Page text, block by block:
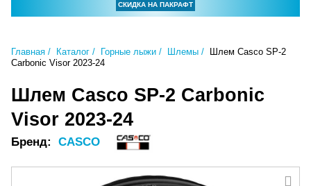
СКИДКА НА ПАКРАФТ
Главная Каталог Горные лыжи Шлемы
Шлем Casco SP-2
Carbonic Visor 2023-24
Шлем Casco SP-2 Carbonic
Visor 2023-24
Бренд: CASCO